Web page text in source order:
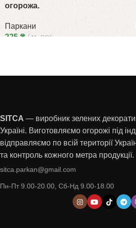
огорожа.
Паркани
225 ₴ м. пог.
SITCA — виробник зелених
Україні. Виготовляємо огорожі під
відправляємо по всій території
та контроль кожного метра продукції.
sitca.parkan@gmail.com
Пн-Пт 9.00-20.00, Сб-Нд 9.00-18.00